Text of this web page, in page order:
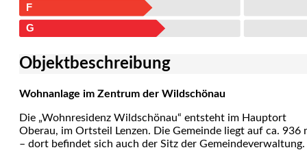
F
G
Objekt­beschreibung
Wohnanlage im Zentrum der Wildschönau
Die „Wohnresidenz Wildschönau“ entsteht im Hauptort
Oberau, im Ortsteil Lenzen. Die Gemeinde liegt auf ca. 936
– dort befindet sich auch der Sitz der Gemeindeverwaltung.